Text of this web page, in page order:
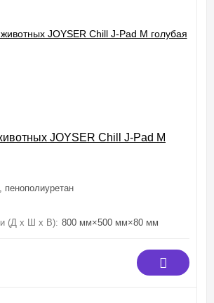
JOYSER Chill J-Pad M
пенополиуретан
(Д х Ш х В): 800 мм×500 мм×80 мм